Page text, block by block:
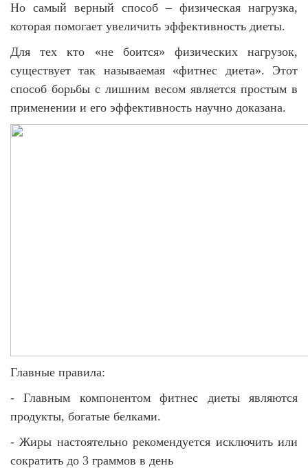
Но самый верный способ – физическая нагрузка,
которая помогает увеличить эффективность диеты.
Для тех кто «не боится» физических нагрузок,
существует так называемая «фитнес диета». Этот
способ борьбы с лишним весом является простым в
применении и его эффективность научно доказана.
Главные правила:
- Главным компонентом фитнес диеты являются
продукты, богатые белками.
- Жиры настоятельно рекомендуется исключить или
сократить до 3 граммов в день